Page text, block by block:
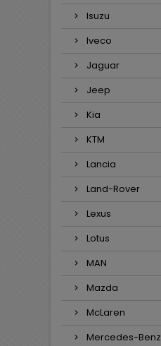
Isuzu
Iveco
Jaguar
Jeep
Kia
KTM
Lancia
Land-Rover
Lexus
Lotus
MAN
Mazda
McLaren
Mercedes-Benz